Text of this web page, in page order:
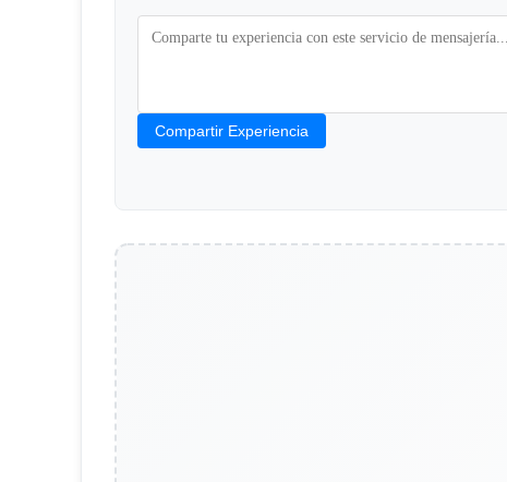
Compartir Experiencia